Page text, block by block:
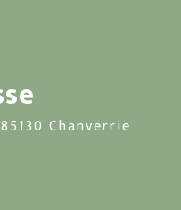
Chanverrie